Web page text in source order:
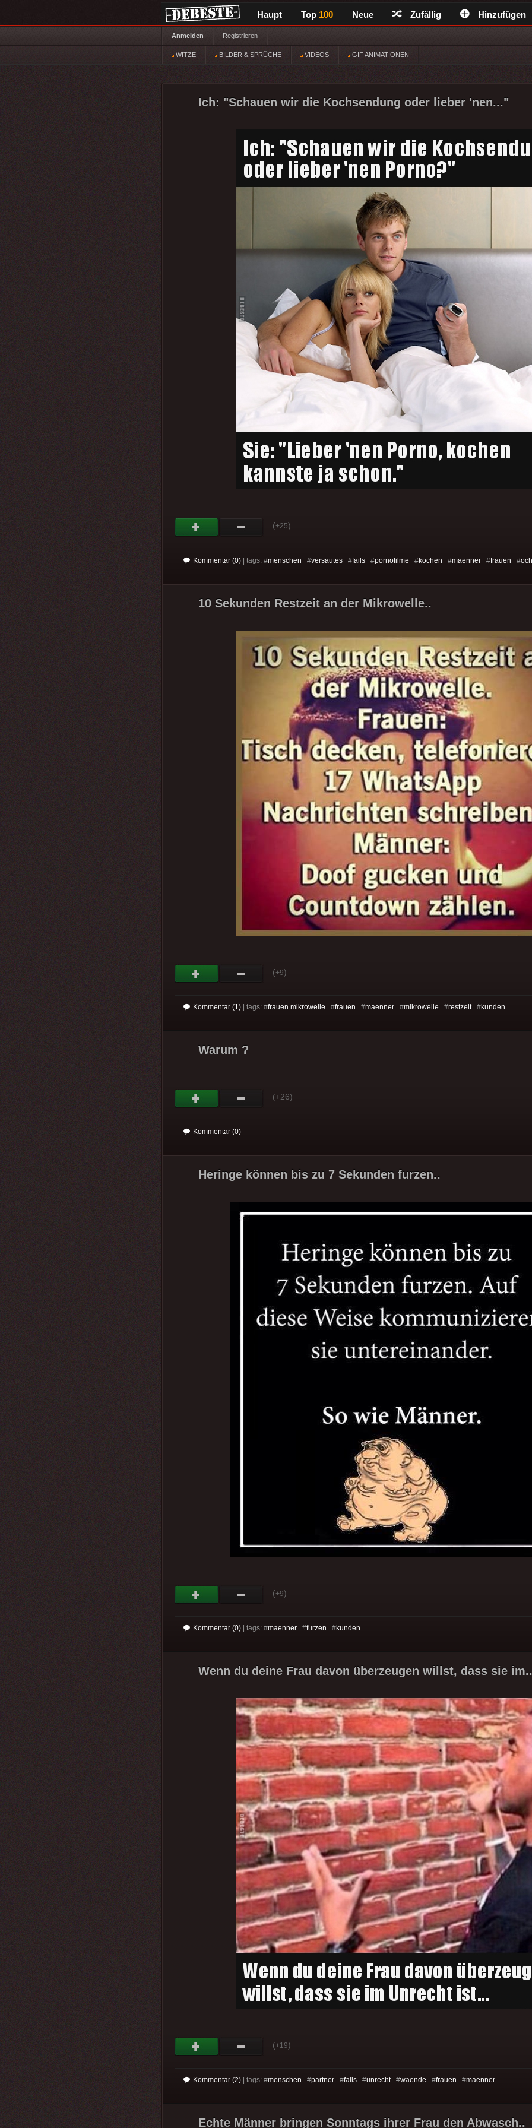
Haupt Top 100 Neue Zufällig Hinzufügen
Anmelden Registrieren
WITZE BILDER & SPRÜCHE VIDEOS GIF ANIMATIONEN
Ich: "Schauen wir die Kochsendung oder lieber 'nen..."
(+25)
Kommentar (0) | tags: #menschen #versautes #fails #pornofilme #kochen #maenner #frauen #
10 Sekunden Restzeit an der Mikrowelle..
(+9)
Kommentar (1) | tags: #frauen mikrowelle #frauen #maenner #mikrowelle #restzeit#kunden
Warum ?
(+26)
Kommentar (0)
Heringe können bis zu 7 Sekunden furzen..
(+9)
Kommentar (0) | tags: #maenner #furzen #kunden
Wenn du deine Frau davon überzeugen willst, dass sie im..
(+19)
Kommentar (2) | tags: #menschen #partner #fails #unrecht#waende #frauen #maenner
Echte Männer bringen Sonntags ihrer Frau den Abwasch..